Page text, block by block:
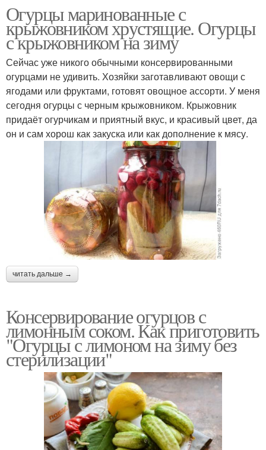
Огурцы маринованные с
крыжовником хрустящие. Огурцы
с крыжовником на зиму
Сейчас уже никого обычными консервированными
огурцами не удивить. Хозяйки заготавливают овощи с
ягодами или фруктами, готовят овощное ассорти. У меня
сегодня огурцы с черным крыжовником. Крыжовник
придаёт огурчикам и приятный вкус, и красивый цвет, да
он и сам хорош как закуска или как дополнение к мясу.
читать дальше →
Консервирование огурцов с
лимонным соком. Как приготовить
"Огурцы с лимоном на зиму без
стерилизации"